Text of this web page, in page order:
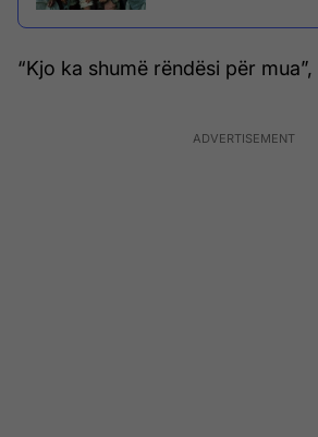
“Kjo ka shumë rëndësi për